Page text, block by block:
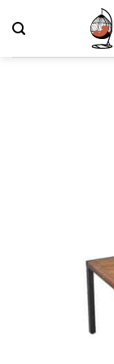
Inhalt
springen